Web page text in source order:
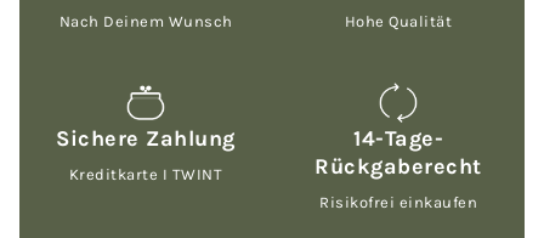
Nach Deinem Wunsch Hohe Qualität
Sichere Zahlung
Kreditkarte I TWINT
14-Tage-
Rückgaberecht
Risikofrei einkaufen